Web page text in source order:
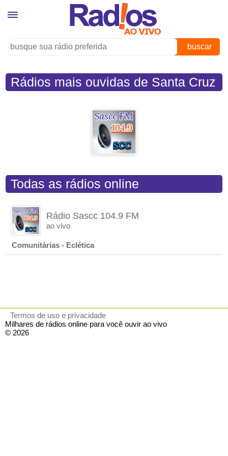
buscar
Rádios mais ouvidas de Santa Cruz
Todas as rádios online
Rádio Sascc 104.9 FM
ao vivo
Comunitárias - Eclética
Termos de uso e privacidade
Milhares de rádios online para você ouvir ao vivo
© 2026